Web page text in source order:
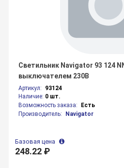
Артикул:
93124
Наличие: 0 шт.
Возможность заказа:
Есть
Производитель:
Navigator
Светильник Navigator 93 124
выключателем 230В
Базовая цена
248.22 ₽